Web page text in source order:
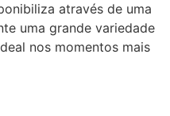
através de uma
uma grande variedade
nos momentos mais